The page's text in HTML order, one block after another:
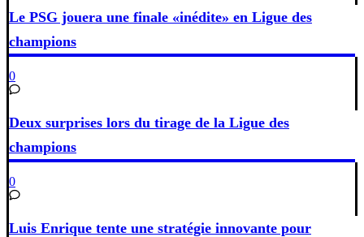
Le PSG jouera une finale «inédite» en Ligue des
champions
0
Deux surprises lors du tirage de la Ligue des
champions
0
Luis Enrique tente une stratégie innovante pour